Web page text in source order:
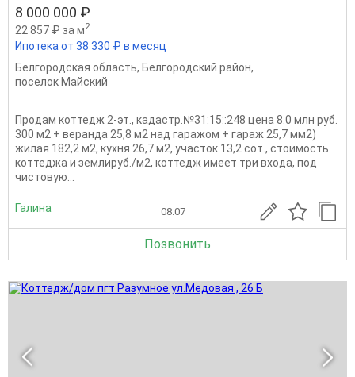
8 000 000 ₽
22 857 ₽ за м2
Ипотека от 38 330 ₽ в месяц
Белгородская область, Белгородский район,
поселок Майский
Продам коттедж 2-эт., кадастр.№31:15::248 цена 8.0 млн руб.
300 м2 + веранда 25,8 м2 над гаражом + гараж 25,7 мм2)
жилая 182,2 м2, кухня 26,7 м2, участок 13,2 сот., стоимость
коттеджа и землируб./м2, коттедж имеет три входа, под
чистовую...
Галина 08.07
Позвонить